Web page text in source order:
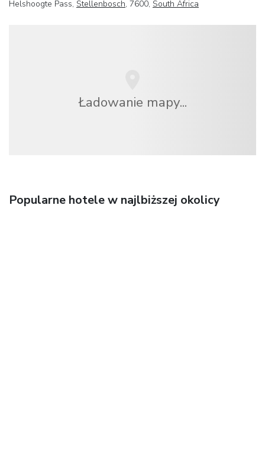
Helshoogte Pass, Stellenbosch, 7600, South Africa
Ładowanie mapy...
Popularne hotele w najlbiższej okolicy